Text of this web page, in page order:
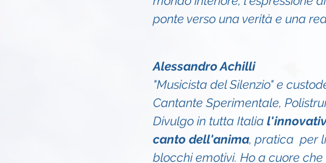
ponte verso una verità e una
Alessandro Achilli
"Musicista del Silenzio" e
Cantante Sperimentale,
Divulgo in tutta Italia
canto dell'anima, pratica  per
blocchi emotivi. Ho a cuore